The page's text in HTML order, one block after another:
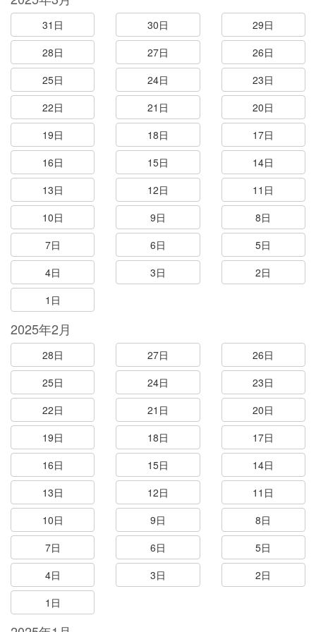
31日 30日
29日
28日
27日
26日
25日
24日
23日
22日
21日
20日
19日
18日
17日
16日
15日
14日
13日
12日
11日
10日
9日
8日
7日
6日
5日
4日
3日
2日
1日
2025年2月
28日 27日
26日
25日
24日
23日
22日
21日
20日
19日
18日
17日
16日
15日
14日
13日
12日
11日
10日
9日
8日
7日
6日
5日
4日
3日
2日
1日